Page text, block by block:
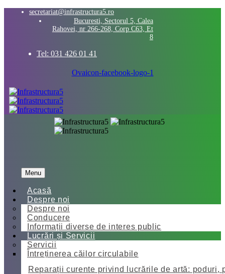
secretariat@infrastructura5.ro
Bucuresti, Sectorul 5, Calea
Rahovei, nr 266-268, Corp C63, Et
8
Tel: 031 426 01 41
Ovaicon-facebook-logo-1
Menu
Acasă
Despre noi
Despre noi
Conducere
Informații diverse de interes public
Lucrări și Servicii
Servicii
Întreținerea căilor circulabile
Reparații curente privind lucrările de artă: poduri,